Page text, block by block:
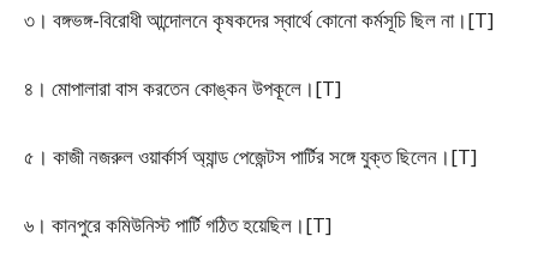
৩। বঙ্গভঙ্গ-বিরোধী আন্দোলনে কৃষকদের স্বার্থে কোনো কর্মসূচি ছিল না।[T]
৪। মোপালারা বাস করতেন কোঙ্কন উপকূলে।[T]
৫। কাজী নজরুল ওয়ার্কার্স অ্যান্ড পেজেন্টস পার্টির সঙ্গে যুক্ত ছিলেন।[T]
৬। কানপুরে কমিউনিস্ট পার্টি গঠিত হয়েছিল।[T]